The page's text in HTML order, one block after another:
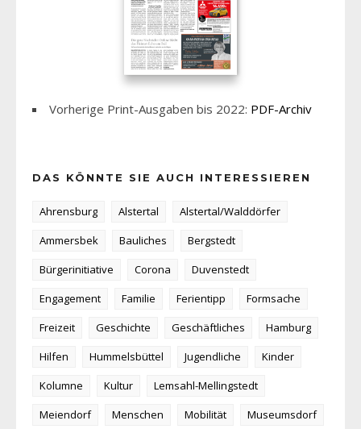
Vorherige Print-Ausgaben bis 2022: PDF-Archiv
DAS KÖNNTE SIE AUCH INTERESSIEREN
Ahrensburg Alstertal
Alstertal/Walddörfer
Ammersbek
Bauliches
Bergstedt
Bürgerinitiative
Corona
Duvenstedt
Engagement
Familie Ferientipp
Formsache
Freizeit
Geschichte Geschäftliches
Hamburg
Hilfen
Hummelsbüttel Jugendliche
Kinder
Kolumne
Kultur
Lemsahl-Mellingstedt
Meiendorf
Menschen Mobilität
Museumsdorf